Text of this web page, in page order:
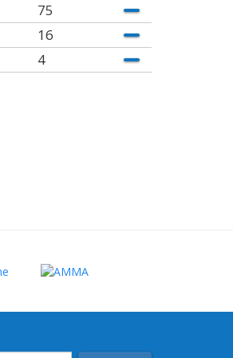
75
16
4